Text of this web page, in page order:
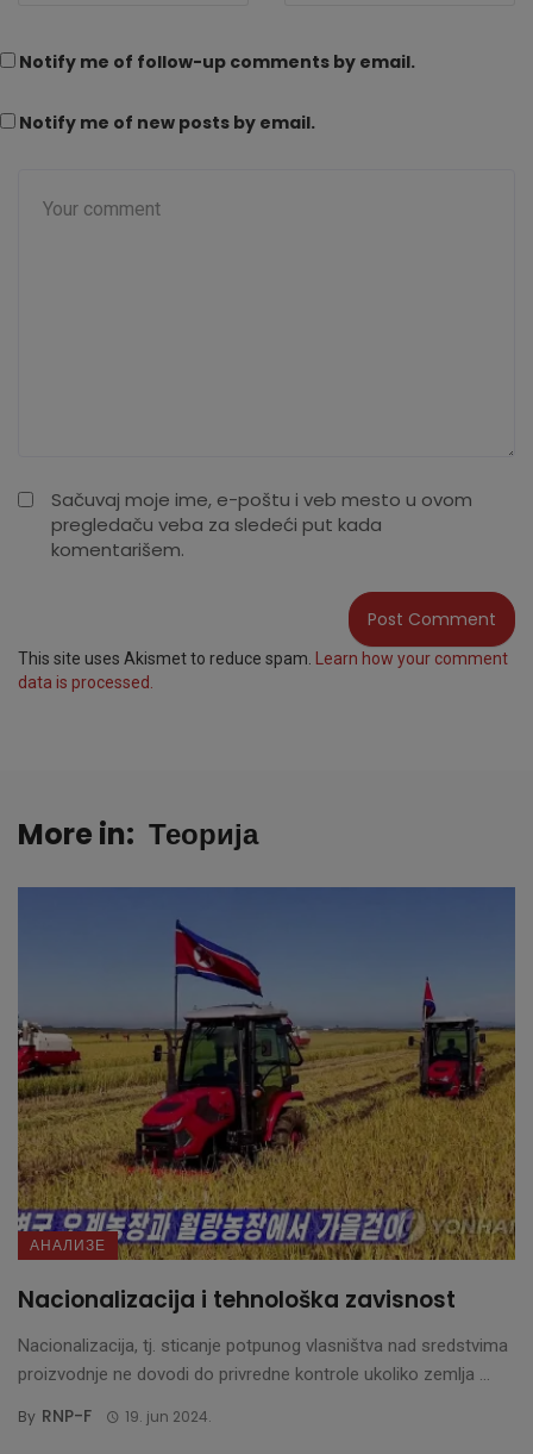
Sačuvaj moje ime, e-poštu i veb mesto u ovom
pregledaču veba za sledeći put kada
komentarišem.
Notify me of follow-up comments by email.
Notify me of new posts by email.
This site uses Akismet to reduce spam.
Learn how your comment
data is processed.
More in: Теорија
АНАЛИЗЕ
Nacionalizacija i tehnološka zavisnost
Nacionalizacija, tj. sticanje potpunog vlasništva nad sredstvima
proizvodnje ne dovodi do privredne kontrole ukoliko zemlja ...
By RNP-F 19. jun 2024.